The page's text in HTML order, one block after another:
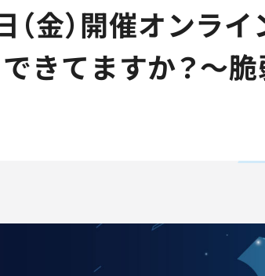
金）開催オンラ
きてますか？～